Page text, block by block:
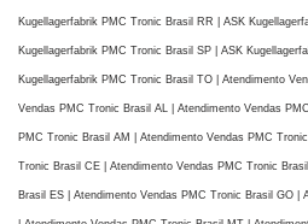
Kugellagerfabrik PMC Tronic Brasil RR | ASK
Kugellagerfabrik PMC Tronic Brasil SP | ASK
Kugellagerfabrik PMC Tronic Brasil TO | Atendimento
Vendas PMC Tronic Brasil AL | Atendimento Vendas
PMC Tronic Brasil AM | Atendimento Vendas PMC
Tronic Brasil CE | Atendimento Vendas PMC Tronic
Brasil ES | Atendimento Vendas PMC Tronic Brasil GO |